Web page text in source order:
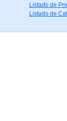
Listado de
Listado de